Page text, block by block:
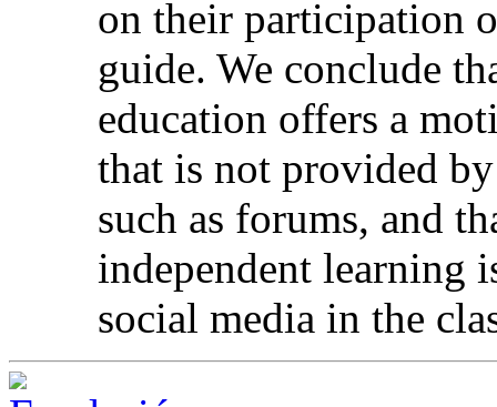
on their participation
guide. We conclude
education offers a
that is not provided
such as forums, and
independent learning
social media in the